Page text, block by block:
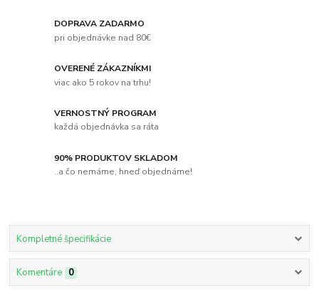
DOPRAVA ZADARMO
pri objednávke nad 80€
OVERENÉ ZÁKAZNÍKMI
viac ako 5 rokov na trhu!
VERNOSTNÝ PROGRAM
každá objednávka sa ráta
90% PRODUKTOV SKLADOM
..a čo nemáme, hneď objednáme!
Kompletné špecifikácie
Komentáre 0